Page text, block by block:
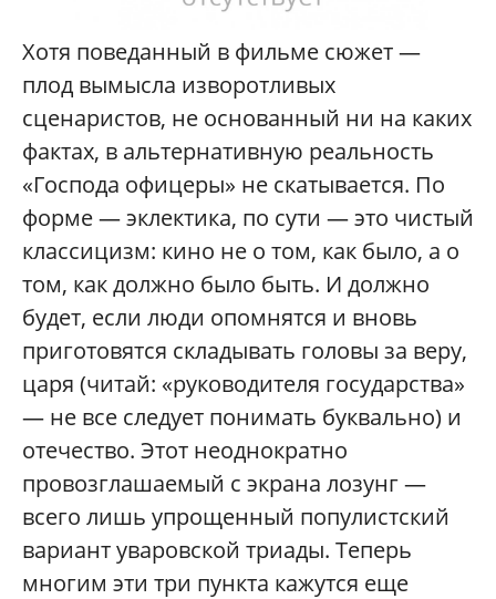
Хотя поведанный в фильме сюжет —
плод вымысла изворотливых
сценаристов, не основанный ни на каких
фактах, в альтернативную реальность
«Господа офицеры» не скатывается. По
форме — эклектика, по сути — это чистый
классицизм: кино не о том, как было, а о
том, как должно было быть. И должно
будет, если люди опомнятся и вновь
приготовятся складывать головы за веру,
царя (читай: «руководителя государства»
— не все следует понимать буквально) и
отечество. Этот неоднократно
провозглашаемый с экрана лозунг —
всего лишь упрощенный популистский
вариант уваровской триады. Теперь
многим эти три пункта кажутся еще